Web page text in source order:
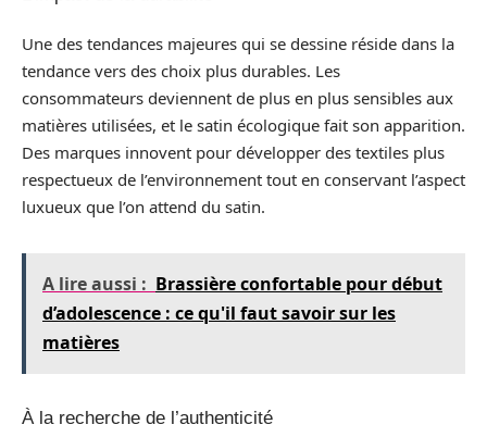
Une des tendances majeures qui se dessine réside dans la
tendance vers des choix plus durables. Les
consommateurs deviennent de plus en plus sensibles aux
matières utilisées, et le satin écologique fait son apparition.
Des marques innovent pour développer des textiles plus
respectueux de l’environnement tout en conservant l’aspect
luxueux que l’on attend du satin.
A lire aussi : Brassière confortable pour début
d’adolescence : ce qu'il faut savoir sur les
matières
À la recherche de l’authenticité